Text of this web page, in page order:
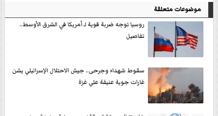
موضوعات متعلقة
روسيا توجه ضربة قوية لـ أمريكا في الشرق الأوسط..
تفاصيل
سقوط شهداء وجرحى.. جيش الاحتلال الإسرائيلي يشن
غارات جوية عنيفة علي غزة